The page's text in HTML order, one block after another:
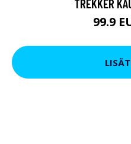
TREKKER
99.9